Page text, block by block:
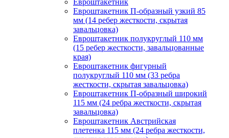
Евроштакетник
Евроштакетник П-образный узкий 85
мм (14 ребер жесткости, скрытая
завальцовка)
Евроштакетник полукруглый 110 мм
(15 ребер жесткости, завальцованные
края)
Евроштакетник фигурный
полукруглый 110 мм (33 ребра
жесткости, скрытая завальцовка)
Евроштакетник П-образный широкий
115 мм (24 ребра жесткости, скрытая
завальцовка)
Евроштакетник Австрийская
плетенка 115 мм (24 ребра жесткости,